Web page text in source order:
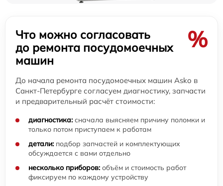
Что можно согласовать
до ремонта посудомоечных
машин
%
До начала ремонта посудомоечных машин Asko в
Санкт-Петербурге согласуем диагностику, запчасти
и предварительный расчёт стоимости:
диагностика: сначала выясняем причину поломки и
только потом приступаем к работам
детали: подбор запчастей и комплектующих
обсуждается с вами отдельно
несколько приборов: объём и стоимость работ
фиксируем по каждому устройству